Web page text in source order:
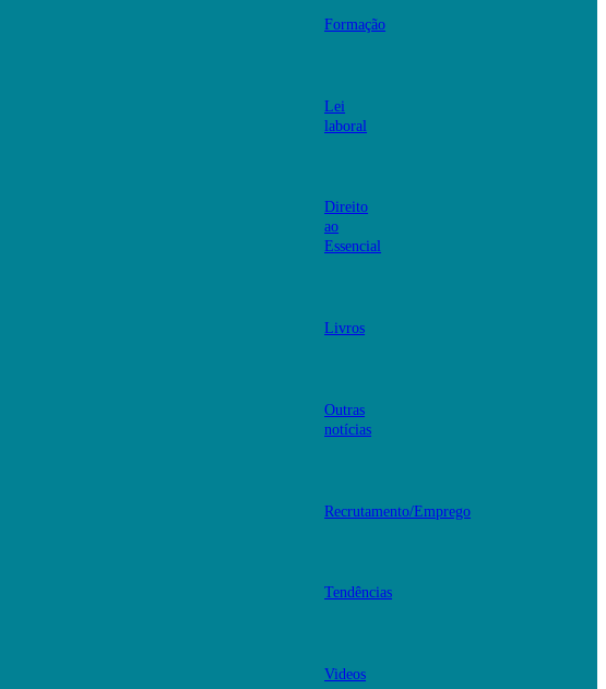
Formação
Lei
laboral
Direito
ao
Essencial
Livros
Outras
notícias
Recrutamento/Emprego
Tendências
Videos